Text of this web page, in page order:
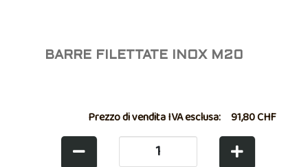
BARRE FILETTATE INOX M20
Prezzo di vendita IVA esclusa: 91,80 CHF